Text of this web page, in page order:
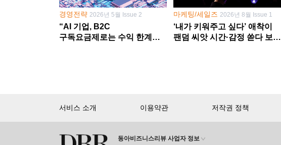
경영전략 2026년 5월 Issue 2
“AI 기업, B2C
구독요금제로는 수익 한계
마케팅/세일즈 2026년 8월 Issue 1
‘내가 키워주고 싶다’ 애착이
팬덤 씨앗 시간·감정 쏟다 보면
서비스 소개 이용약관 저작권 정책
동아비즈니스리뷰 사업자 정보